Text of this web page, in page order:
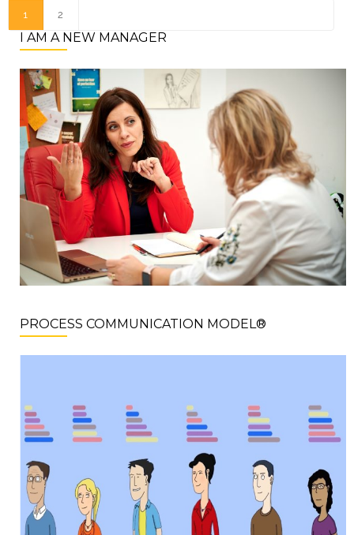
1 2
I AM A NEW MANAGER
PROCESS COMMUNICATION MODEL®